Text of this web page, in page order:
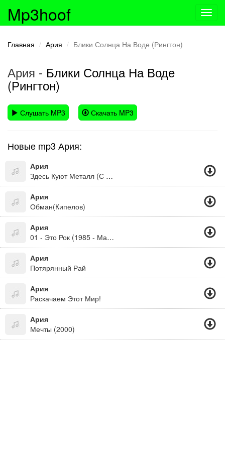
Mp3hoof
Главная Ария Блики Солнца На Воде (Рингтон)
Ария - Блики Солнца На Воде
(Рингтон)
Слушать MP3 Скачать MP3
Новые mp3 Ария:
Ария
Здесь Куют Металл (С Кем Ты)
Ария
Обман(Кипелов)
Ария
01 - Это Рок (1985 - Мания Величия)
Ария
Потярянный Рай
Ария
Раскачаем Этот Мир!
Ария
Мечты (2000)